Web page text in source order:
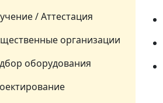
/ Аттестация
организации
оборудования